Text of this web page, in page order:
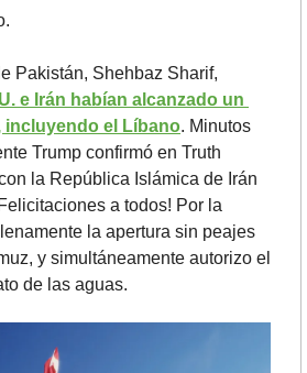
Pakistán, Shehbaz Sharif,
e Irán habían alcanzado un
incluyendo el Líbano. Minutos
Trump confirmó en Truth
la República Islámica de Irán
a todos! Por la
la apertura sin peajes
y simultáneamente autorizo el
de las aguas.